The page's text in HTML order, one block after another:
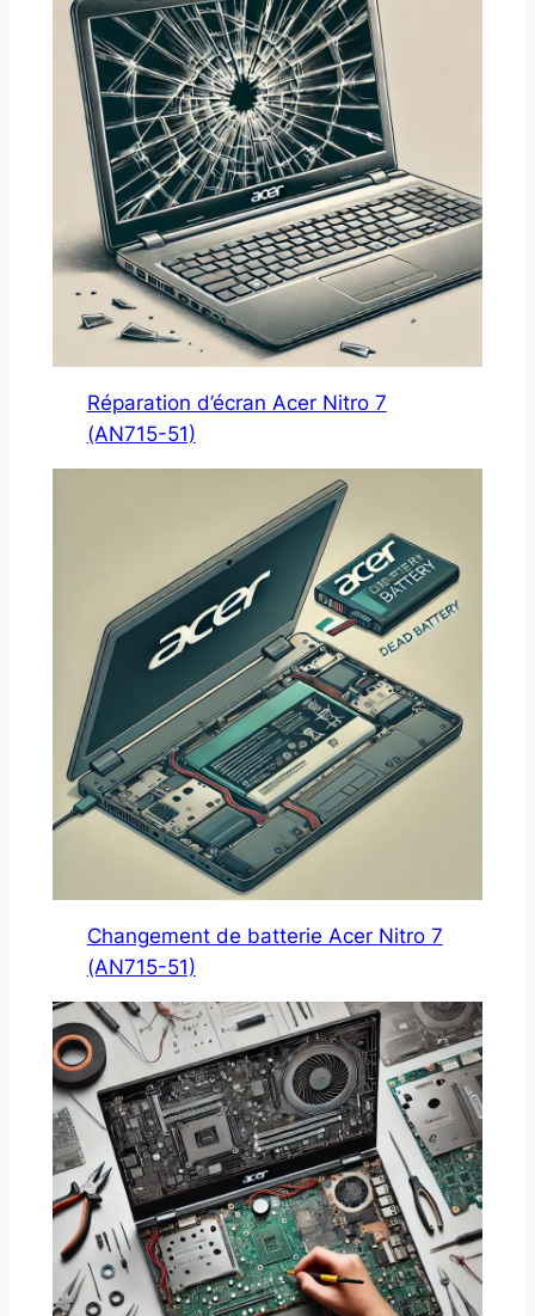
Réparation d’écran Acer Nitro 7
(AN715-51)
Changement de batterie Acer Nitro 7
(AN715-51)